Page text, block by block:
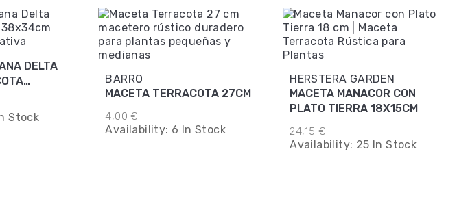
DELTA
Stock
BARRO
MACETA TERRACOTA 27CM
4,00 €
Availability: 6 In Stock
HERSTERA GARDEN
MACETA MANACOR CON
PLATO TIERRA 18X15CM
24,15 €
Availability: 25 In Stock